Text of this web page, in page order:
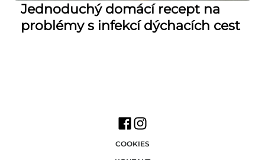
Jednoduchý domácí recept na
problémy s infekcí dýchacích cest
COOKIES